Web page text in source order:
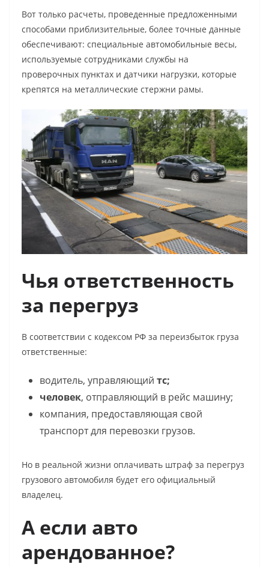
Вот только расчеты, проведенные предложенными
способами приблизительные, более точные данные
обеспечивают: специальные автомобильные весы,
используемые сотрудниками службы на
проверочных пунктах и датчики нагрузки, которые
крепятся на металлические стержни рамы.
Чья ответственность
за перегруз
В соответствии с кодексом РФ за переизбыток груза
ответственные:
водитель, управляющий тс;
человек, отправляющий в рейс машину;
компания, предоставляющая свой
транспорт для перевозки грузов.
Но в реальной жизни оплачивать штраф за перегруз
грузового автомобиля будет его официальный
владелец.
А если авто
арендованное?